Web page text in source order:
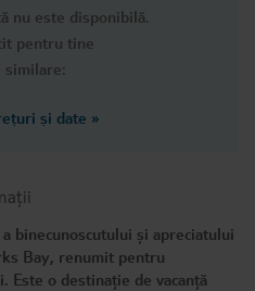
nu este disponibilă.
pentru tine
similare:
și date »
binecunoscutului și apreciatului
Bay, renumit pentru
Este o destinație de vacanță